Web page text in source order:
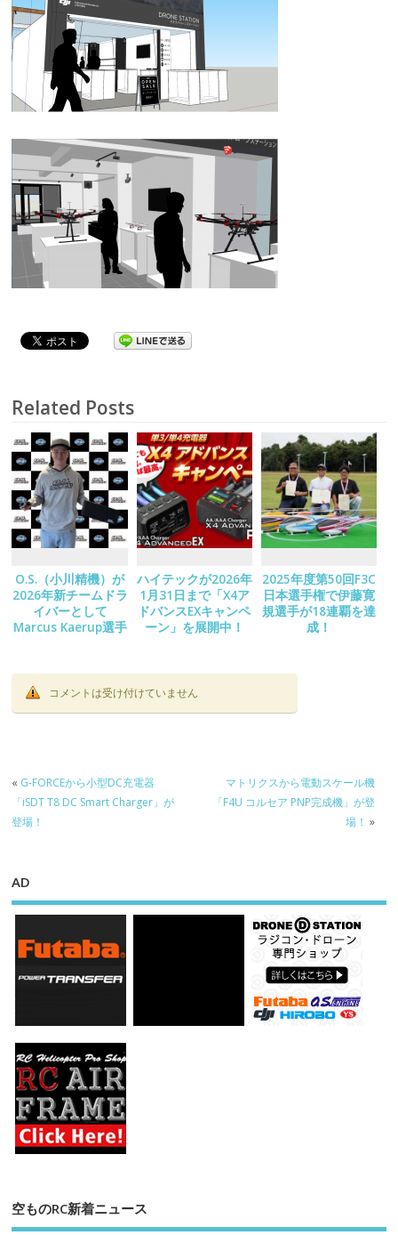
Related Posts
O.S.（小川精機）が
2026年新チームドラ
イバーとして
Marcus Kaerup選手
ハイテックが2026年
1月31日まで「X4ア
ドバンスEXキャンペ
ーン」を展開中！
2025年度第50回F3C
日本選手権で伊藤寛
規選手が18連覇を達
成！
コメントは受け付けていません
« G-FORCEから小型DC充電器
「iSDT T8 DC Smart Charger」が
登場！
マトリクスから電動スケール機
「F4U コルセア PNP完成機」が登
場！ »
AD
空ものRC新着ニュース